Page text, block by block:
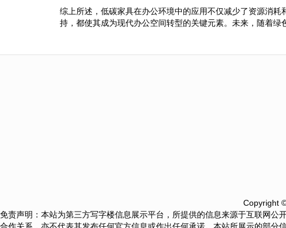
综上所述，低碳家具在办公环境中的应用不仅减少了资源消
持，都使其成为现代办公空间转型的关键元素。未来，随着
Copyright
免责声明：本站为第三方写字楼信息展示平台，所提供的信息来源于互联网